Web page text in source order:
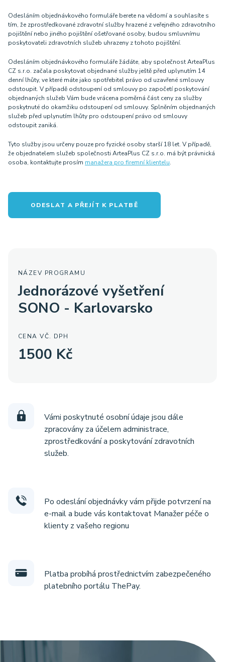
Odesláním objednávkového formuláře berete na vědomí a souhlasíte s
tím, že zprostředkované zdravotní služby hrazené z veřejného zdravotního
pojištění nebo jiného pojištění ošetřované osoby, budou smluvnímu
poskytovateli zdravotních služeb uhrazeny z tohoto pojištění.
Odesláním objednávkového formuláře žádáte, aby společnost ArteaPlus
CZ s.r.o. začala poskytovat objednané služby ještě před uplynutím 14
denní lhůty, ve které máte jako spotřebitel právo od uzavřené smlouvy
odstoupit. V případě odstoupení od smlouvy po započetí poskytování
objednaných služeb Vám bude vrácena poměrná část ceny za služby
poskytnuté do okamžiku odstoupení od smlouvy. Splněním objednaných
služeb před uplynutím lhůty pro odstoupení právo od smlouvy
odstoupit zaniká.
Tyto služby jsou určeny pouze pro fyzické osoby starší 18 let. V případě,
že objednatelem služeb společnosti ArteaPlus CZ s.r.o. má být právnická
osoba, kontaktujte prosím manažera pro firemní klientelu.
ODESLAT A PŘEJÍT K PLATBĚ
NÁZEV PROGRAMU
Jednorázové vyšetření
SONO - Karlovarsko
CENA VČ. DPH
1500 Kč
Vámi poskytnuté osobní údaje jsou dále
zpracovány za účelem administrace,
zprostředkování a poskytování zdravotních
služeb.
Po odeslání objednávky vám přijde potvrzení na
e-mail a bude vás kontaktovat Manažer péče o
klienty z vašeho regionu
Platba probíhá prostřednictvím zabezpečeného
platebního portálu ThePay.